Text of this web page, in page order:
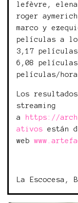
lefèvre,
roger
marco y
películas a lo
3,17
6,08
películas/
Los
streaming
a
https://
ativos están
web
La Escocesa,